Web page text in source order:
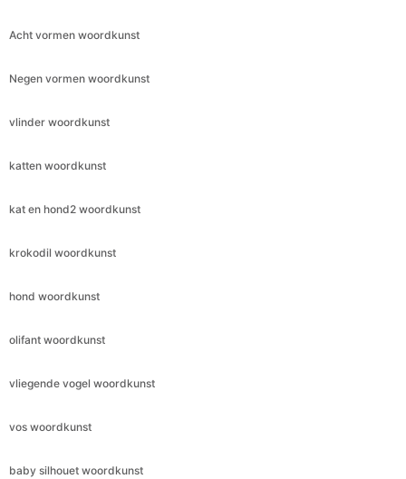
Acht vormen woordkunst
Negen vormen woordkunst
vlinder woordkunst
katten woordkunst
kat en hond2 woordkunst
krokodil woordkunst
hond woordkunst
olifant woordkunst
vliegende vogel woordkunst
vos woordkunst
baby silhouet woordkunst